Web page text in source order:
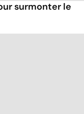
surmonter le